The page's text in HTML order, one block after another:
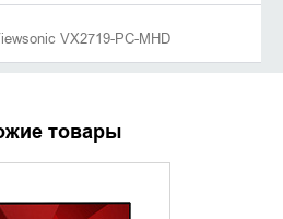
VX2719-PC-MHD
товары